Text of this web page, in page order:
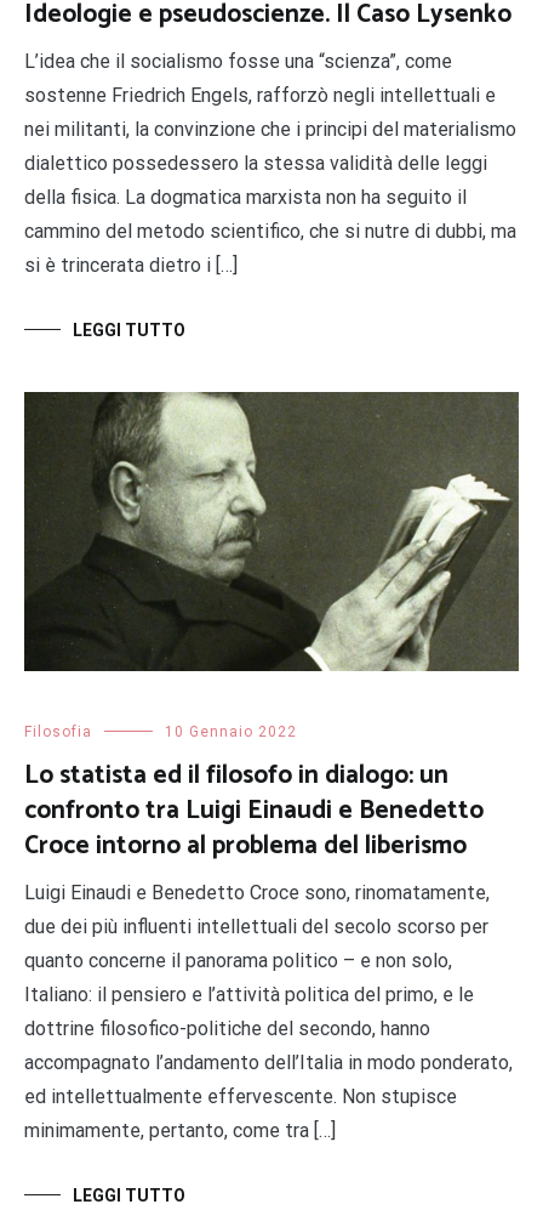
Ideologie e pseudoscienze. Il Caso Lysenko
L’idea che il socialismo fosse una “scienza”, come
sostenne Friedrich Engels, rafforzò negli intellettuali e
nei militanti, la convinzione che i principi del materialismo
dialettico possedessero la stessa validità delle leggi
della fisica. La dogmatica marxista non ha seguito il
cammino del metodo scientifico, che si nutre di dubbi, ma
si è trincerata dietro i […]
LEGGI TUTTO
Filosofia 10 Gennaio 2022
Lo statista ed il filosofo in dialogo: un
confronto tra Luigi Einaudi e Benedetto
Croce intorno al problema del liberismo
Luigi Einaudi e Benedetto Croce sono, rinomatamente,
due dei più influenti intellettuali del secolo scorso per
quanto concerne il panorama politico – e non solo,
Italiano: il pensiero e l’attività politica del primo, e le
dottrine filosofico-politiche del secondo, hanno
accompagnato l’andamento dell’Italia in modo ponderato,
ed intellettualmente effervescente. Non stupisce
minimamente, pertanto, come tra […]
LEGGI TUTTO